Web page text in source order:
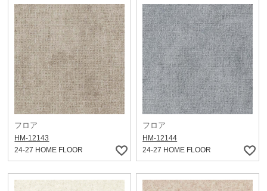
フロア
HM-12143
24-27 HOME FLOOR
フロア
HM-12144
24-27 HOME FLOOR